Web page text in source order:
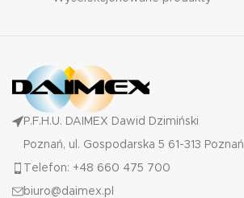
P.F.H.U. DAIMEX Dawid Dzimiński
Poznań, ul. Gospodarska 5 61-313 Poznań
Telefon: +48 660 475 700
biuro@daimex.pl